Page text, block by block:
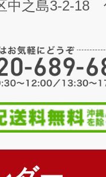
中之島3-2-18